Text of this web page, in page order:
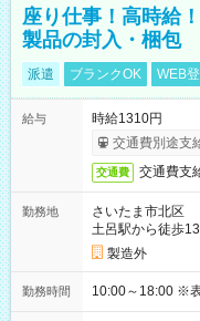
座り仕事！高時給
製品の封入・梱包
派遣 ブランクOK WEB
給与
時給1310円
交通費別途支
交通費 交通費支
勤務地
さいたま市北区
土呂駅から徒歩
製造外
勤務時間